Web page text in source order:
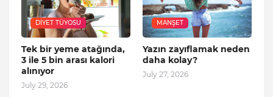
DIYET TÜYOSU
Tek bir yeme atağında,
3 ile 5 bin arası kalori
alınıyor
July 29, 2026
MANŞET
Yazın zayıflamak neden
daha kolay?
July 27, 2026